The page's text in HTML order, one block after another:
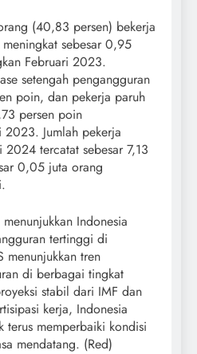
(40,83 persen) bekerja
sebesar 0,95
Februari 2023.
setengah pengangguran
poin, dan pekerja paruh
persen poin
Jumlah pekerja
tercatat sebesar 7,13
0,05 juta orang
Indonesia
tertinggi di
menunjukkan tren
di berbagai tingkat
stabil dari IMF dan
kerja, Indonesia
terus memperbaiki kondisi
mendatang. (Red)